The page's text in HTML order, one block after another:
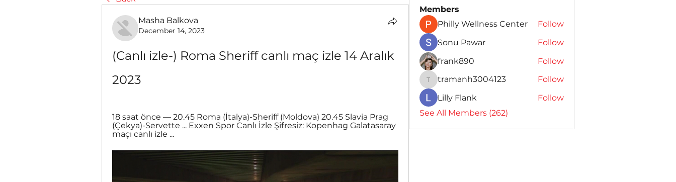
Masha Balkova
December 14, 2023
(Canlı izle-) Roma Sheriff canlı maç izle 14 Aralık
2023
18 saat önce — 20.45 Roma (İtalya)-Sheriff (Moldova) 20.45 Slavia Prag
(Çekya)-Servette ... Exxen Spor Canlı İzle Şifresiz: Kopenhag Galatasaray
maçı canlı izle ...
Members
Philly Wellness Center
Follow
Sonu Pawar
Follow
frank890
Follow
tramanh3004123
tramanh3004123
Follow
Lilly Flank
Follow
See All Members (262)